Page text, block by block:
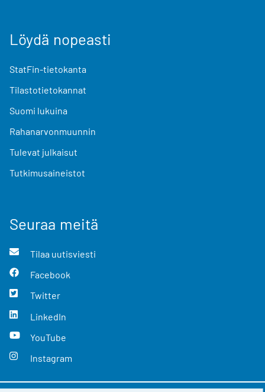
Löydä nopeasti
StatFin-tietokanta
Tilastotietokannat
Suomi lukuina
Rahanarvonmuunnin
Tulevat julkaisut
Tutkimusaineistot
Seuraa meitä
Tilaa uutisviesti
Facebook
Twitter
LinkedIn
YouTube
Instagram